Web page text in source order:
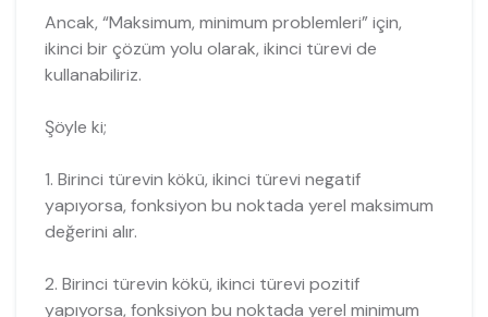
Ancak, “Maksimum, minimum problemleri” için,
ikinci bir çözüm yolu olarak, ikinci türevi de
kullanabiliriz.
Şöyle ki;
1. Birinci türevin kökü, ikinci türevi negatif
yapıyorsa, fonksiyon bu noktada yerel maksimum
değerini alır.
2. Birinci türevin kökü, ikinci türevi pozitif
yapıyorsa, fonksiyon bu noktada yerel minimum